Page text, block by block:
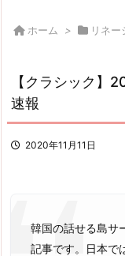
ホーム > リネー
【クラシック】
速報
2020年11月11日
韓国の話せる島サ
記事です。日本で